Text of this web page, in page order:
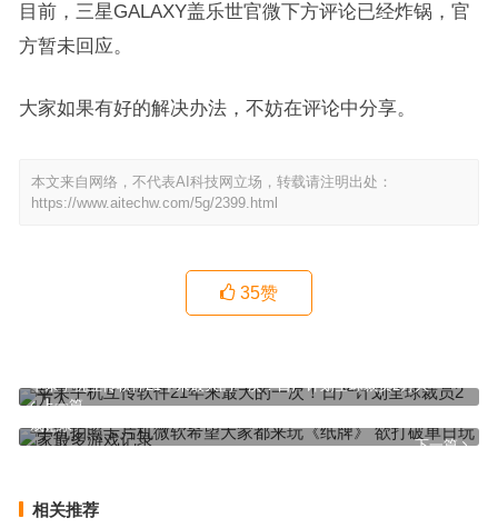
目前，三星GALAXY盖乐世官微下方评论已经炸锅，官
方暂未回应。
大家如果有好的解决办法，不妨在评论中分享。
本文来自网络，不代表AI科技网立场，转载请注明出处：
https://www.aitechw.com/5g/2399.html
35赞
上一篇
苹果手机互传软件21年来最大的一次！日产计划全球裁员2万人
下一篇
手机拍照卡片机微软希望大家都来玩《纸牌》 欲打破单日玩家最多游
戏记录
相关推荐